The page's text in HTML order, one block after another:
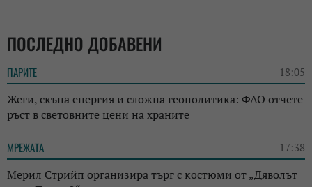
ПОСЛЕДНО ДОБАВЕНИ
ПАРИТЕ 18:05
Жеги, скъпа енергия и сложна геополитика: ФАО отчете
ръст в световните цени на храните
МРЕЖАТА 17:38
Мерил Стрийп организира търг с костюми от „Дяволът